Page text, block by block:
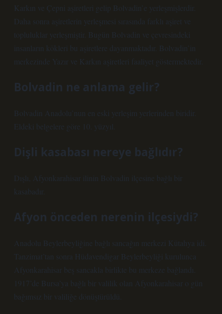
Karkın ve Çepni aşiretleri gelip Bolvadin’e yerleşmişlerdir.
Daha sonra aşiretlerin yerleşmesi sırasında farklı aşiret ve
topluluklar yerleşmiştir. Bugün Bolvadin ve çevresindeki
insanların kökleri bu aşiretlere dayanmaktadır. Bolvadin’in
merkezinde Yazır ve Karkın aşiretleri faaliyet göstermektedir.
Bolvadin ne anlama gelir?
Bolvadin Anadolu’nun en eski yerleşim yerlerinden biridir.
Eldeki belgelere göre 10. yüzyıl.
Dişli kasabası nereye bağlıdır?
Dışlı, Afyonkarahisar ilinin Bolvadin ilçesine bağlı bir
kasabadır.
Afyon önceden nerenin ilçesiydi?
Anadolu Beylerbeyliğine bağlı sancağın merkezi Kütahya idi.
Tanzimat’tan sonra Hüdavendigar Beylerbeyliği kurulunca
Afyonkarahisar beş sancakla birlikte bu merkeze bağlandı.
1917’de Bursa’ya bağlı bir valilik olan Afyonkarahisar o gün
bağımsız bir valiliğe dönüştürüldü.